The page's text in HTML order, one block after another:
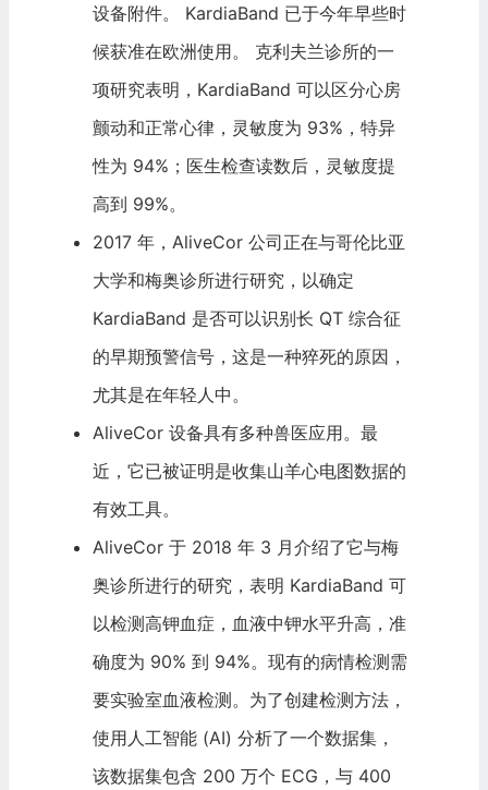
设备附件。 KardiaBand 已于今年早些时
候获准在欧洲使用。 克利夫兰诊所的一
项研究表明，KardiaBand 可以区分心房
颤动和正常心律，灵敏度为 93%，特异
性为 94%；医生检查读数后，灵敏度提
高到 99%。
2017 年，AliveCor 公司正在与哥伦比亚
大学和梅奥诊所进行研究，以确定
KardiaBand 是否可以识别长 QT 综合征
的早期预警信号，这是一种猝死的原因，
尤其是在年轻人中。
AliveCor 设备具有多种兽医应用。最
近，它已被证明是收集山羊心电图数据的
有效工具。
AliveCor 于 2018 年 3 月介绍了它与梅
奥诊所进行的研究，表明 KardiaBand 可
以检测高钾血症，血液中钾水平升高，准
确度为 90% 到 94%。现有的病情检测需
要实验室血液检测。为了创建检测方法，
使用人工智能 (AI) 分析了一个数据集，
该数据集包含 200 万个 ECG，与 400